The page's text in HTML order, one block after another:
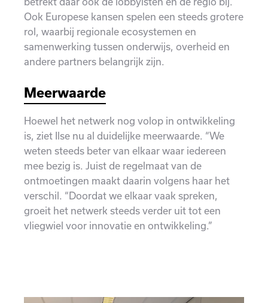
Ook Europese kansen spelen een steeds grotere
rol, waarbij regionale ecosystemen en
samenwerking tussen onderwijs, overheid en
andere partners belangrijk zijn.
Meerwaarde
Hoewel het netwerk nog volop in ontwikkeling
is, ziet Ilse nu al duidelijke meerwaarde. “We
weten steeds beter van elkaar waar iedereen
mee bezig is. Juist de regelmaat van de
ontmoetingen maakt daarin volgens haar het
verschil. “Doordat we elkaar vaak spreken,
groeit het netwerk steeds verder uit tot een
vliegwiel voor innovatie en ontwikkeling.”